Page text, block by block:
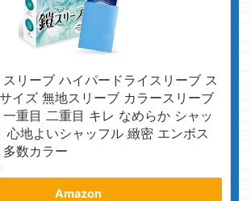
リーブ ハイパードライスリーブ ス
イズ 無地スリーブ カラースリーブ
重目 二重目 キレ なめらか シャッ
心地よいシャッフル 緻密 エンボス
数カラー
Amazon